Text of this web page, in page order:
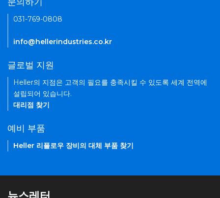
031-769-0808
info@hellerindustries.co.kr
글로벌 지원
Heller의 지점은 고객의 필요를 충족시킬 수 있도록 세계 전역에
설립되어 있습니다.
대리점 찾기
예비 부품
Heller 리플로우 장비의 대체 부품 찾기